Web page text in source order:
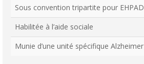
Sous convention tripartite pour EHPAD
Habilitée à l’aide sociale
Munie d’une unité spécifique Alzheimer